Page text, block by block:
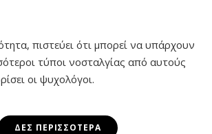
πιστεύει ότι μπορεί να υπάρχουν
τύποι νοσταλγίας από αυτούς
οι ψυχολόγοι.
ΔΕΣ ΠΕΡΙΣΣΌΤΕΡΑ